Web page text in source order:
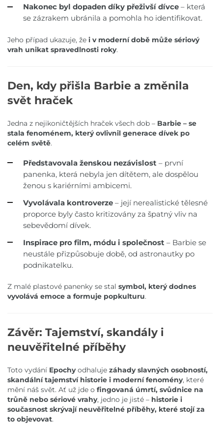
Nakonec byl dopaden díky přeživší dívce – která
se zázrakem ubránila a pomohla ho identifikovat.
Jeho případ ukazuje, že i v moderní době může sériový
vrah unikat spravedlnosti roky.
Den, kdy přišla Barbie a změnila
svět hraček
Jedna z nejikoničtějších hraček všech dob – Barbie – se
stala fenoménem, který ovlivnil generace dívek po
celém světě.
Představovala ženskou nezávislost – první
panenka, která nebyla jen dítětem, ale dospělou
ženou s kariérními ambicemi.
Vyvolávala kontroverze – její nerealistické tělesné
proporce byly často kritizovány za špatný vliv na
sebevědomí dívek.
Inspirace pro film, módu i společnost – Barbie se
neustále přizpůsobuje době, od astronautky po
podnikatelku.
Z malé plastové panenky se stal symbol, který dodnes
vyvolává emoce a formuje popkulturu.
Závěr: Tajemství, skandály i
neuvěřitelné příběhy
Toto vydání Epochyodhaluje záhady slavných osobností,
skandální tajemství historie i moderní fenomény, které
mění náš svět. Ať už jde o fingovaná úmrtí, svůdnice na
trůně nebo sériové vrahy, jedno je jisté – historie i
současnost skrývají neuvěřitelné příběhy, které stojí za
to objevovat.